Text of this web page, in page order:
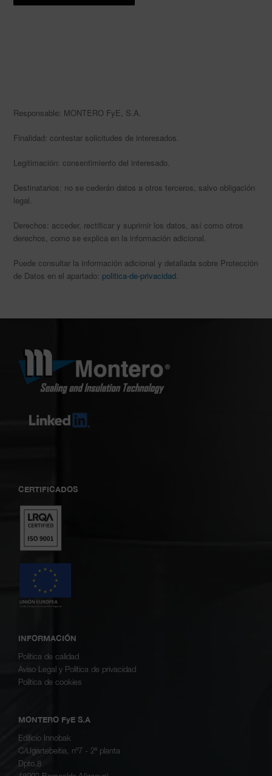
Responsable: MONTERO FyE, S.A.
Finalidad: contestar solicitudes de interesados.
Legitimación: consentimiento del interesado.
Destinatarios: no se cederán datos a otros terceros, salvo obligación
legal.
Derechos: acceder, rectificar y suprimir los datos, así como otros
derechos, como se explica en la información adicional.
Puede consultar la información adicional y detallada sobre Protección
de Datos en el apartado: politica-de-privacidad.
CERTIFICADOS
INFORMACIÓN
Política de calidad
Aviso Legal y Política de privacidad
Política de cookies
MONTERO FyE S.A
Edificio Innobak
C/Ugartebeitia, nº7 - 2ª planta
Dpto.8